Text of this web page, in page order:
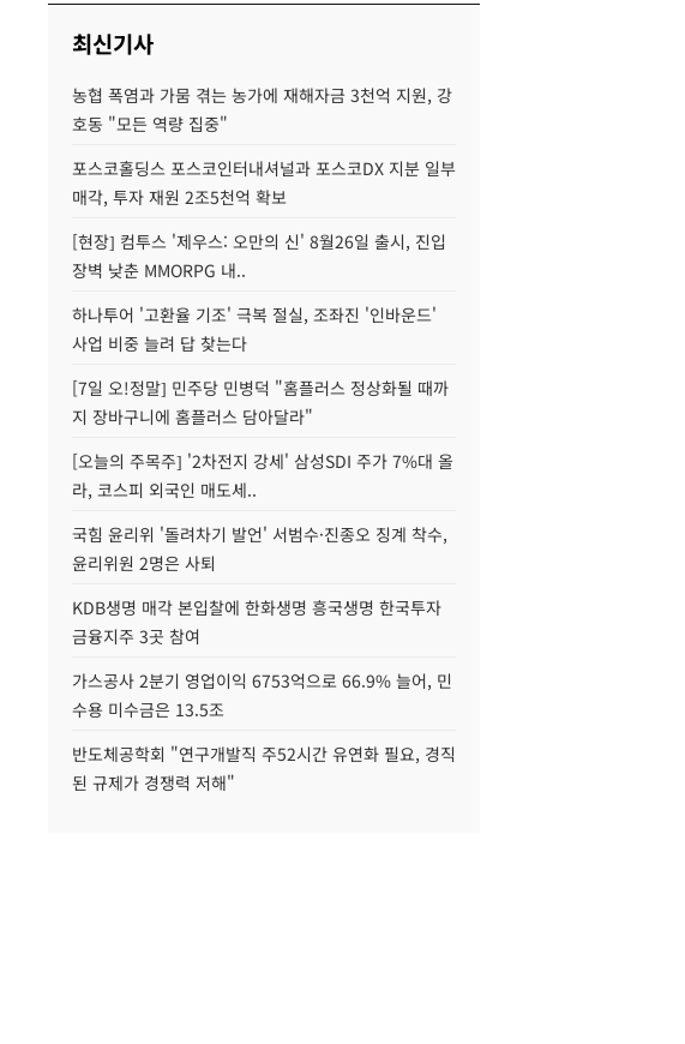
최신기사
농협 폭염과 가뭄 겪는 농가에 재해자금 3천억 지원, 강
호동 "모든 역량 집중"
포스코홀딩스 포스코인터내셔널과 포스코DX 지분 일부
매각, 투자 재원 2조5천억 확보
[현장] 컴투스 '제우스: 오만의 신' 8월26일 출시, 진입
장벽 낮춘 MMORPG 내..
하나투어 '고환율 기조' 극복 절실, 조좌진 '인바운드'
사업 비중 늘려 답 찾는다
[7일 오!정말] 민주당 민병덕 "홈플러스 정상화될 때까
지 장바구니에 홈플러스 담아달라"
[오늘의 주목주] '2차전지 강세' 삼성SDI 주가 7%대 올
라, 코스피 외국인 매도세..
국힘 윤리위 '돌려차기 발언' 서범수·진종오 징계 착수,
윤리위원 2명은 사퇴
KDB생명 매각 본입찰에 한화생명 흥국생명 한국투자
금융지주 3곳 참여
가스공사 2분기 영업이익 6753억으로 66.9% 늘어, 민
수용 미수금은 13.5조
반도체공학회 "연구개발직 주52시간 유연화 필요, 경직
된 규제가 경쟁력 저해"